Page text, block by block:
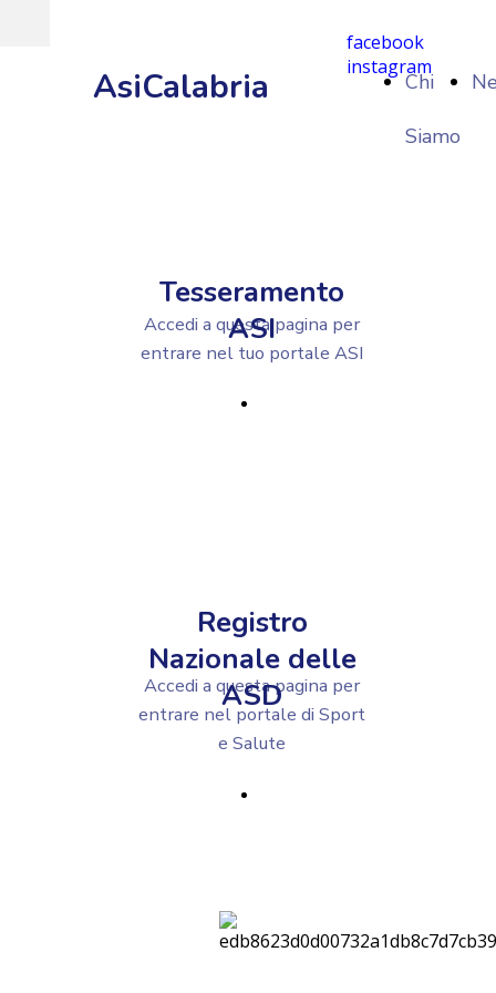
facebook
instagram
Chi
Siamo
AsiCalabria
Tesseramento
ASI
Registro
Nazionale delle
ASD
Accedi a questa pagina per
entrare nel tuo portale ASI
Accedi a questa pagina per
entrare nel portale di Sport
e Salute